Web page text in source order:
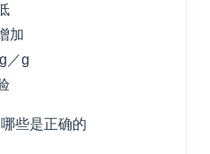
加
g ／g
些是正确的